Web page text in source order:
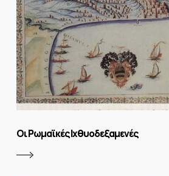
Οι Ρωμαϊκές Ιχθυοδεξαμενές